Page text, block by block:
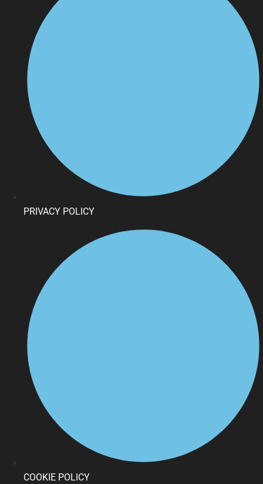
PRIVACY POLICY
COOKIE POLICY